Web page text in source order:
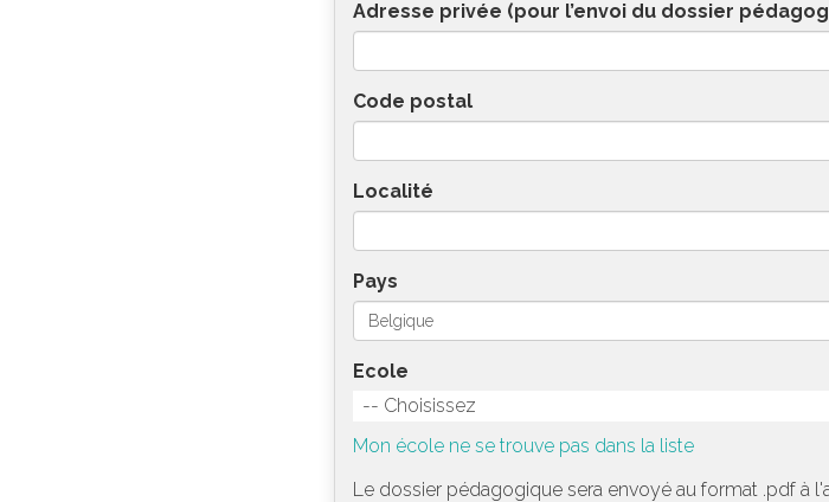
Adresse privée (pour l’envoi du dossier
Code postal
Localité
Pays
Ecole
-- Choisissez
Mon école ne se trouve pas dans la liste
Le dossier pédagogique sera envoyé au format .pdf à